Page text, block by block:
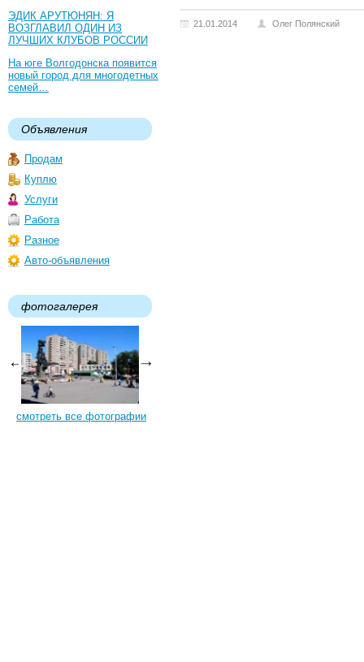
ЭДИК АРУТЮНЯН: Я
ВОЗГЛАВИЛ ОДИН ИЗ
ЛУЧШИХ КЛУБОВ РОССИИ
На юге Волгодонска появится
новый город для многодетных
семей…
Объявления
Продам
Куплю
Услуги
Работа
Разное
Авто-объявления
фотогалерея
смотреть все фотографии
21.01.2014 Олег Полянский